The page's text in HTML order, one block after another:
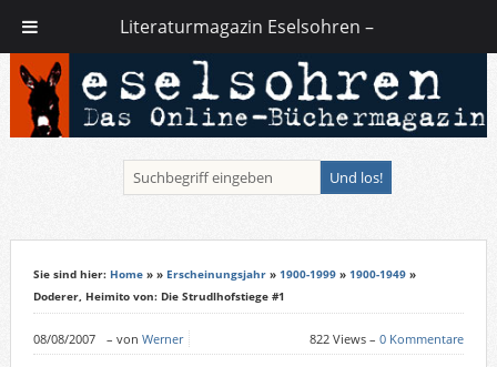
Sie sind hier: Home» » Erscheinungsjahr» 1900-1999» 1900-1949»
Doderer, Heimito von: Die Strudlhofstiege #1
08/08/2007 – von Werner 822 Views –0 Kommentare
Literaturmagazin Eselsohren –